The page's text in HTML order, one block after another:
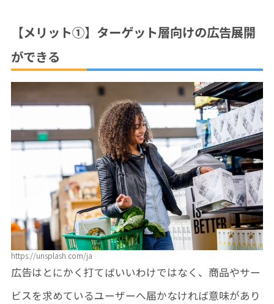
【メリット①】ターゲット層向けの広告展開
ができる
https://unsplash.com/ja
広告はとにかく打てばいいわけではなく、商品やサー
ビスを求めているユーザーへ届かなければ意味があり